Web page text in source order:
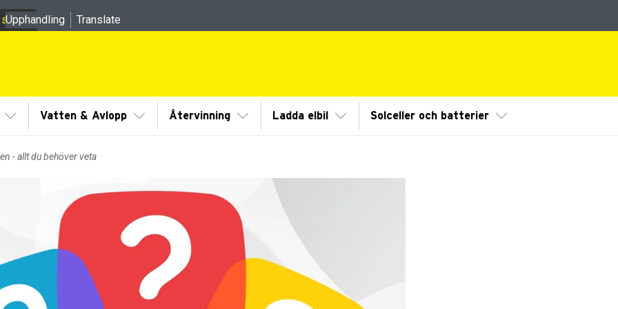
Visa/Göm undermeny
Vatten & Avlopp Visa/Göm undermeny
Återvinning Visa/Göm undermeny
Ladda elbil Visa/Göm undermeny
Solceller och batterier Visa/Göm undermeny
Upphandling Translate
- allt du behöver veta